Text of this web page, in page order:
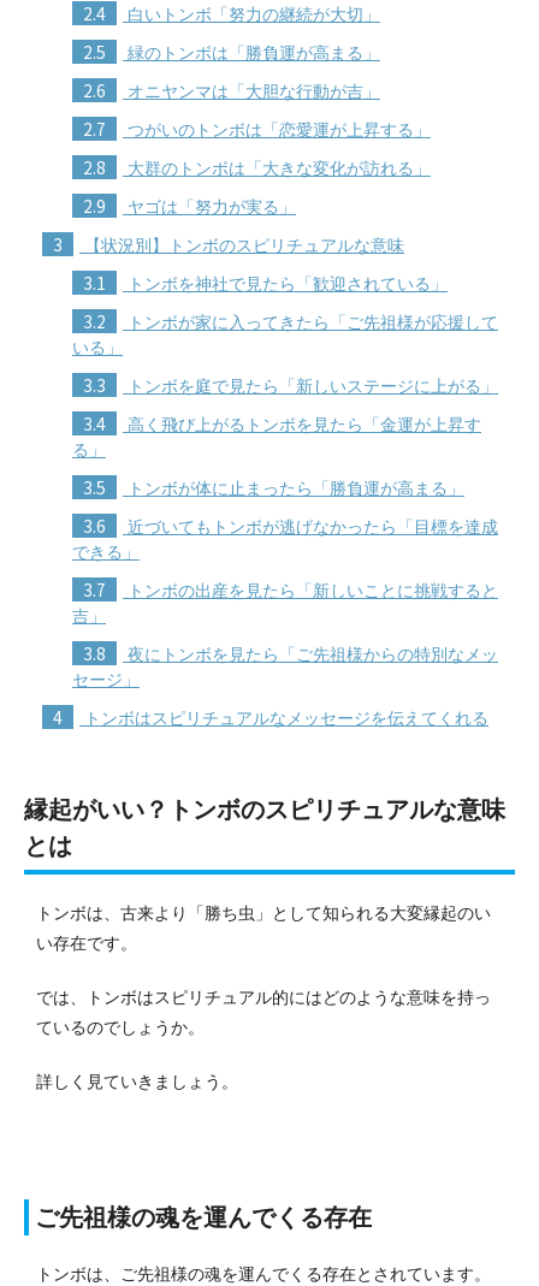
2.4 白いトンボ「努力の継続が大切」
2.5 緑のトンボは「勝負運が高まる」
2.6 オニヤンマは「大胆な行動が吉」
2.7 つがいのトンボは「恋愛運が上昇する」
2.8 大群のトンボは「大きな変化が訪れる」
2.9 ヤゴは「努力が実る」
3 【状況別】トンボのスピリチュアルな意味
3.1 トンボを神社で見たら「歓迎されている」
3.2
トンボが家に入ってきたら「ご先祖様が応援して
いる」
3.3 トンボを庭で見たら「新しいステージに上がる」
3.4
高く飛び上がるトンボを見たら「金運が上昇す
る」
3.5 トンボが体に止まったら「勝負運が高まる」
3.6
近づいてもトンボが逃げなかったら「目標を達成
できる」
3.7
トンボの出産を見たら「新しいことに挑戦すると
吉」
3.8
夜にトンボを見たら「ご先祖様からの特別なメッ
セージ」
4 トンボはスピリチュアルなメッセージを伝えてくれる
縁起がいい？トンボのスピリチュアルな意味
とは
トンボは、古来より「勝ち虫」として知られる大変縁起のい
い存在です。
では、トンボはスピリチュアル的にはどのような意味を持っ
ているのでしょうか。
詳しく見ていきましょう。
ご先祖様の魂を運んでくる存在
トンボは、ご先祖様の魂を運んでくる存在とされています。